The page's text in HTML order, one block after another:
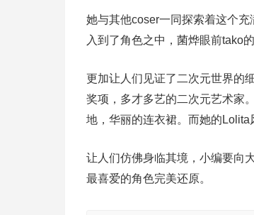
她与其他coser一同探索着这个
入到了角色之中，菌烨眼前tako
更加让人们见证了二次元世界的
奖项，多才多艺的二次元艺术家
地，华丽的连衣裙。而她的Lolita
让人们仿佛身临其境，小编要向
最喜爱的角色完美还原。